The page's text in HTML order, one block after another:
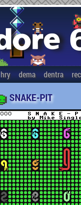
hry dema dentra
SNAKE-PIT